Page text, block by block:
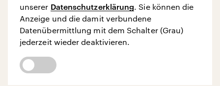
unserer Datenschutzerklärung. Sie können die
Anzeige und die damit verbundene
Datenübermittlung mit dem Schalter (Grau)
jederzeit wieder deaktivieren.